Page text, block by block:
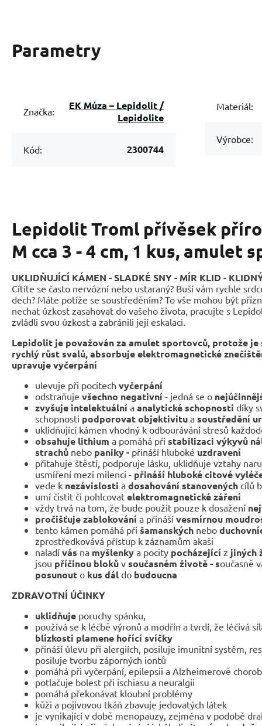
Parametry
Značka:
EK Múza – Lepidolit /
Lepidolite
Kód: 2300744
Materiál:
Výrobce:
Lepidolit Troml přívěsek
M cca 3 - 4 cm, 1 kus, amulet
UKLIDŇUJÍCÍ KÁMEN - SLADKÉ SNY - MÍR KLID -
Cítíte se často nervózní nebo ustaraný? Buší vám rychle
dech? Máte potíže se soustředěním? To vše mohou být
nechat úzkost zasahovat do vašeho života, pracujte s
zvládli svou úzkost a zabránili její eskalaci.
Lepidolit je považován za amulet sportovců, protože
rychlý růst svalů, absorbuje elektromagnetické
upravuje vyčerpání
ulevuje při pocitech vyčerpání
odstraňuje všechno negativní - jedná se o
zvyšuje intelektuální a analytické schopnosti díky
schopnosti podporovat objektivitu a soustředění
uklidňující kámen vhodný k odbourávání stresů
obsahuje lithium a pomáhá při stabilizaci výkyvů
strachů nebo paniky - přináší hluboké uzdravení
přitahuje štěstí, podporuje lásku, uklidňuje vztahy
usmíření mezi milenci - přináší hluboké citové
vede k nezávislosti a dosahování stanovených cílů
umí čistit či pohlcovat elektromagnetické záření
vždy trvá na tom, že bude použit pouze k dosažení
pročišťuje zablokování a přináší vesmírnou
tento kámen pomáhá při šamanských nebo
zprostředkovává přístup k záznamům akaši
naladí vás na myšlenky a pocity pocházející z jiných
jsou příčinou bloků v současném životě - současně
posunout o kus dál do budoucna
ZDRAVOTNÍ ÚČINKY
uklidňuje poruchy spánku,
používá se k léčbě výronů a modřin a tvrdí, že léčivá
blízkosti plamene hořící svíčky
přináší úlevu při alergiích, posiluje imunitní systém,
posiluje tvorbu záporných iontů
pomáhá při vyčerpání, epilepsii a Alzheimerově
potlačuje bolest při ischiasu a neuralgii
pomáhá překonávat kloubní problémy
kůži a pojivovou tkáň zbavuje jedovatých látek
je vynikající v době menopauzy, zejména v podobě